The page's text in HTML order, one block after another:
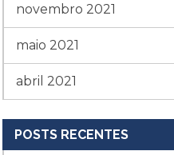
novembro 2021
maio 2021
abril 2021
POSTS RECENTES